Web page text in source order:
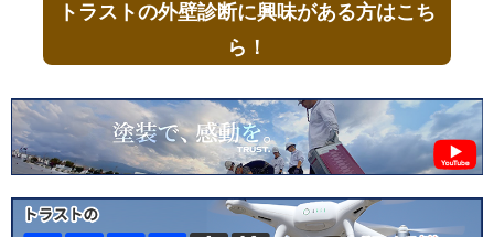
トラストの外壁診断に興味がある方はこち
ら！